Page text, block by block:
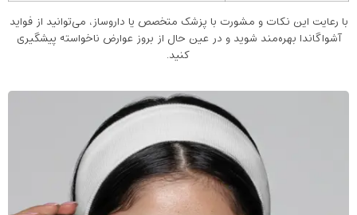
با رعایت این نکات و مشورت با پزشک متخصص یا داروساز، می‌توانید از فواید
آشواگاندا بهره‌مند شوید و در عین حال از بروز عوارض ناخواسته پیشگیری
کنید.